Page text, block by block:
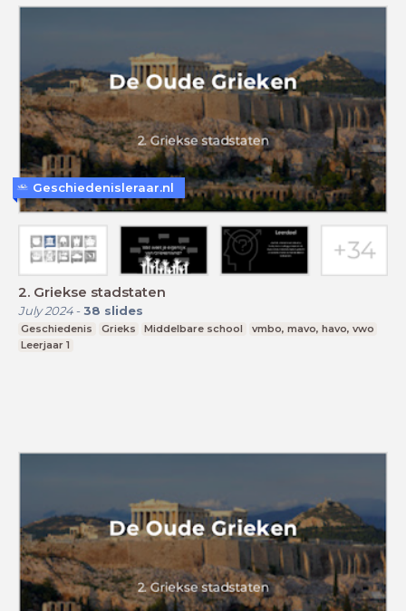
2. Griekse stadstaten
July 2024- 38 slides
Geschiedenis Grieks Middelbare school
vmbo, mavo, havo, vwo
Leerjaar 1
Geschiedenisleraar.nl